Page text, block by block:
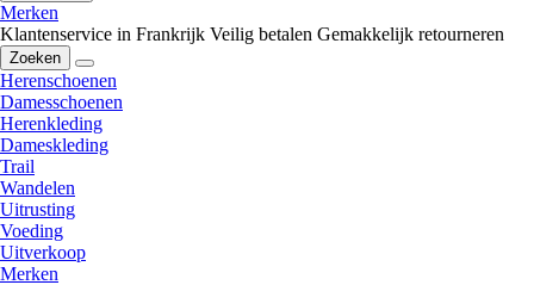
Merken
Klantenservice in Frankrijk Veilig betalen Gemakkelijk retourneren
Zoeken
Herenschoenen
Damesschoenen
Herenkleding
Dameskleding
Trail
Wandelen
Uitrusting
Voeding
Uitverkoop
Merken